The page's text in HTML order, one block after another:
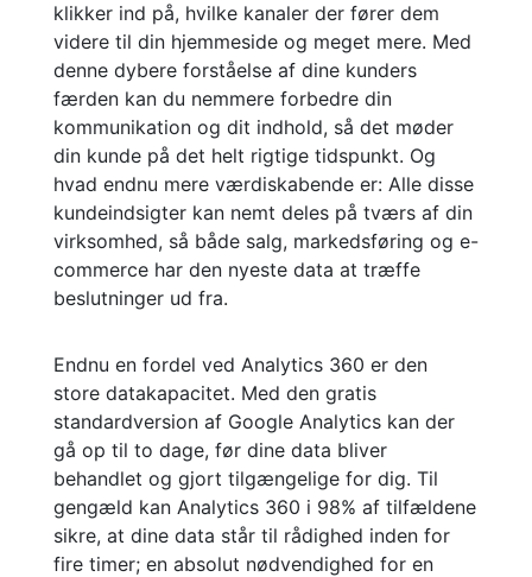
klikker ind på, hvilke kanaler der fører dem
videre til din hjemmeside og meget mere. Med
denne dybere forståelse af dine kunders
færden kan du nemmere forbedre din
kommunikation og dit indhold, så det møder
din kunde på det helt rigtige tidspunkt. Og
hvad endnu mere værdiskabende er: Alle disse
kundeindsigter kan nemt deles på tværs af din
virksomhed, så både salg, markedsføring og e-
commerce har den nyeste data at træffe
beslutninger ud fra.
Endnu en fordel ved Analytics 360 er den
store datakapacitet. Med den gratis
standardversion af Google Analytics kan der
gå op til to dage, før dine data bliver
behandlet og gjort tilgængelige for dig. Til
gengæld kan Analytics 360 i 98% af tilfældene
sikre, at dine data står til rådighed inden for
fire timer; en absolut nødvendighed for en